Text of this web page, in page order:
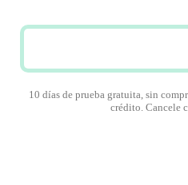
10 días de prueba gratuita, sin
crédito. Cancele